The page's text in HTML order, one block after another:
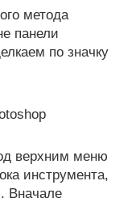
метода
панели
по значку
верхним меню
инструмента,
Вначале